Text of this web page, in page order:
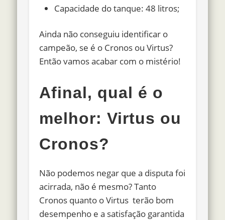
Capacidade do tanque: 48 litros;
Ainda não conseguiu identificar o
campeão, se é o Cronos ou Virtus?
Então vamos acabar com o mistério!
Afinal, qual é o
melhor: Virtus ou
Cronos?
Não podemos negar que a disputa foi
acirrada, não é mesmo? Tanto
Cronos quanto o Virtus terão bom
desempenho e a satisfação garantida